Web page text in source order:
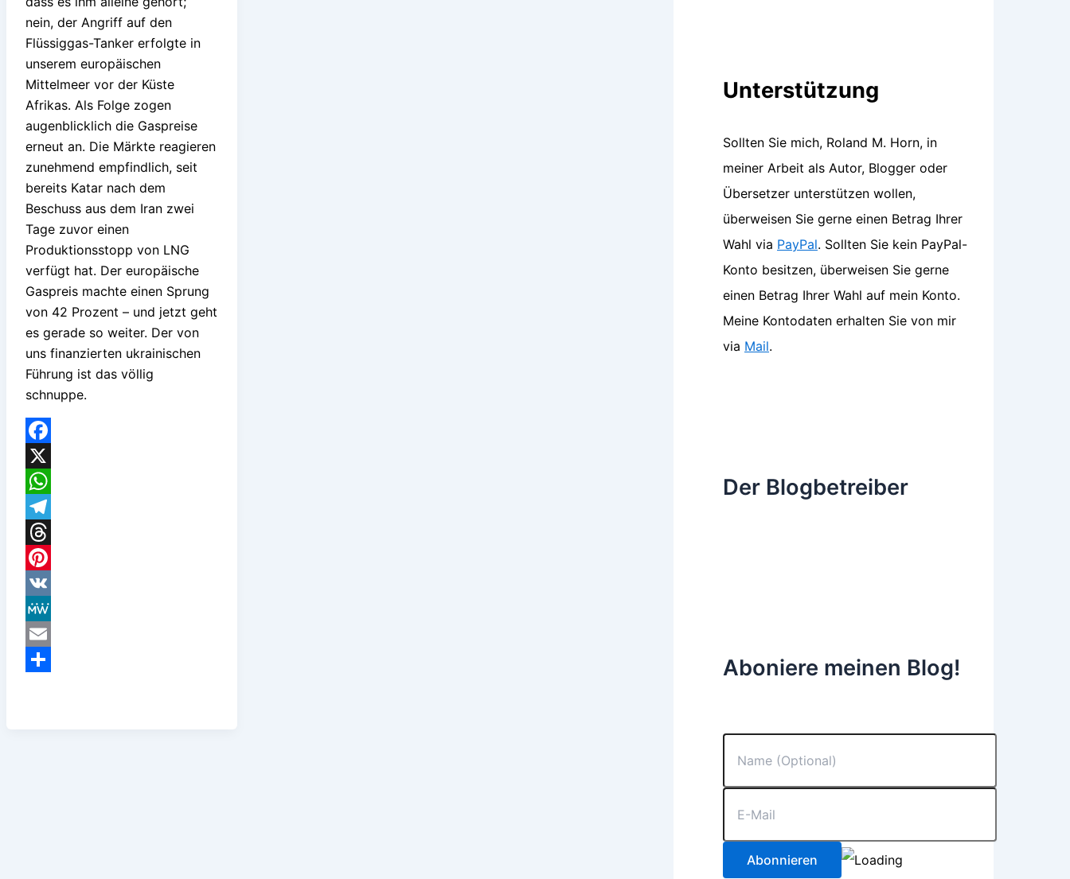
nein, der Angriff auf den
Flüssiggas-Tanker erfolgte in
unserem europäischen
Mittelmeer vor der Küste
Afrikas. Als Folge zogen
augenblicklich die Gaspreise
erneut an. Die Märkte reagieren
zunehmend empfindlich, seit
bereits Katar nach dem
Beschuss aus dem Iran zwei
Tage zuvor einen
Produktionsstopp von LNG
verfügt hat. Der europäische
Gaspreis machte einen Sprung
von 42 Prozent – und jetzt geht
es gerade so weiter. Der von
uns finanzierten ukrainischen
Führung ist das völlig
schnuppe.
Facebook
X
WhatsApp
Telegram
Threads
Pinterest
VK
MeWe
Email
Unterstützung
Sollten Sie mich, Roland M. Horn, in
meiner Arbeit als Autor, Blogger oder
Übersetzer unterstützen wollen,
überweisen Sie gerne einen Betrag Ihrer
Wahl via PayPal. Sollten Sie kein PayPal-
Konto besitzen, überweisen Sie gerne
einen Betrag Ihrer Wahl auf mein Konto.
Meine Kontodaten erhalten Sie von mir
via Mail.
Der Blogbetreiber
Aboniere meinen Blog!